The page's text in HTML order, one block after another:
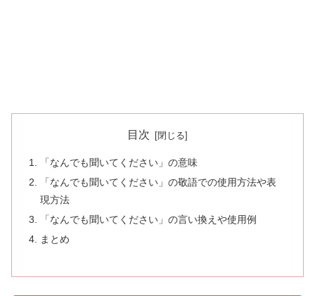
目次
「なんでも聞いてください」の意味
「なんでも聞いてください」の敬語での使用方法や表
現方法
「なんでも聞いてください」の言い換えや使用例
まとめ